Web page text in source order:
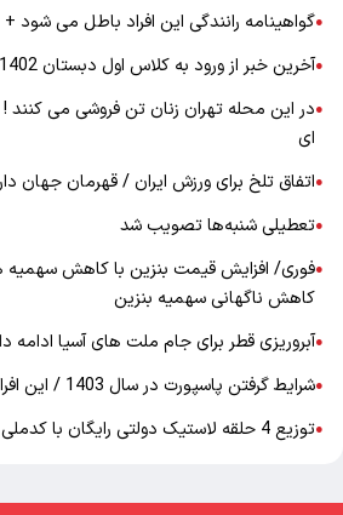
●گواهینامه رانندگی این افراد باطل می شود
●آخرین خبر از ورود به کلاس اول دبستان 1402 + جزئیات
●در این محله تهران زنان تن فروشی می
ای
●اتفاق تلخ برای ورزش ایران / قهرمان جهان
●تعطیلی شنبه‌ها تصویب شد
●فوری/ افزایش قیمت بنزین با کاهش سهمیه
کاهش ناگهانی سهمیه بنزین
●آبروریزی قطر برای جام ملت های آسیا ادامه
●شرایط گرفتن پاسپورت در سال 1403 / این افراد ممنوع الخروج هستند
●توزیع 4 حلقه لاستیک دولتی رایگان با کدملی به همه